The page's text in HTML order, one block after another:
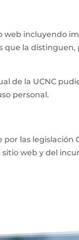
incluyendo
que la
de la UCNC
personal.
las legislación
web y del